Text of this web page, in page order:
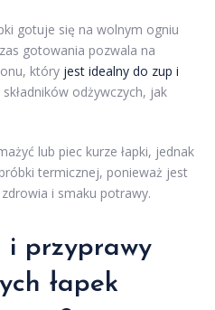
gotuje się na wolnym ogniu
gotowania pozwala na
który jest idealny do zup i
odżywczych, jak
lub piec kurze łapki, jednak
termicznej, ponieważ jest
i smaku potrawy.
i przyprawy
łapek